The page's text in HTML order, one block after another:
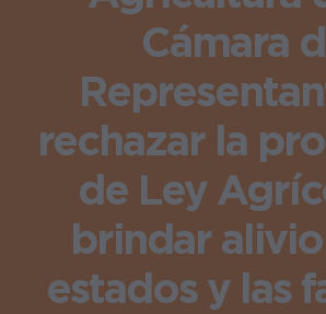
Cámara
rechazar la
de Ley
brindar
estados y las